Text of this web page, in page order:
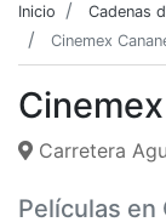
Inicio Cadenas
Cinemex
Carretera
Películas